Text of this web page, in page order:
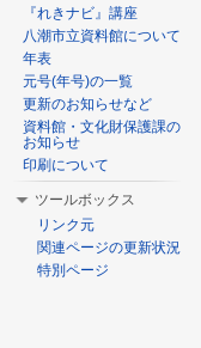
『れきナビ』講座
八潮市立資料館について
年表
元号(年号)の一覧
更新のお知らせなど
資料館・文化財保護課の
お知らせ
印刷について
ツールボックス
リンク元
関連ページの更新状況
特別ページ